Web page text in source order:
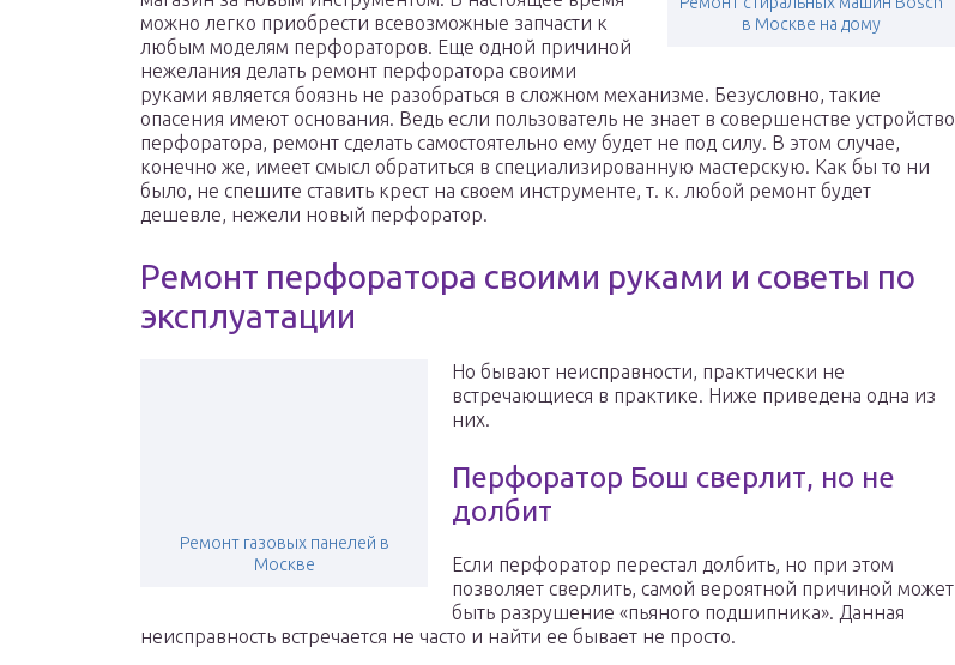
в Москве на дому
можно легко приобрести всевозможные запчасти к
любым моделям перфораторов. Еще одной причиной
нежелания делать ремонт перфоратора своими
руками является боязнь не разобраться в сложном механизме. Безусловно, такие
опасения имеют основания. Ведь если пользователь не знает в совершенстве устройство
перфоратора, ремонт сделать самостоятельно ему будет не под силу. В этом случае,
конечно же, имеет смысл обратиться в специализированную мастерскую. Как бы то ни
было, не спешите ставить крест на своем инструменте, т. к. любой ремонт будет
дешевле, нежели новый перфоратор.
Ремонт перфоратора своими руками и советы по
эксплуатации
Ремонт газовых панелей в
Москве
Но бывают неисправности, практически не
встречающиеся в практике. Ниже приведена одна из
них.
Перфоратор Бош сверлит, но не
долбит
Если перфоратор перестал долбить, но при этом
позволяет сверлить, самой вероятной причиной может
быть разрушение «пьяного подшипника». Данная
неисправность встречается не часто и найти ее бывает не просто.